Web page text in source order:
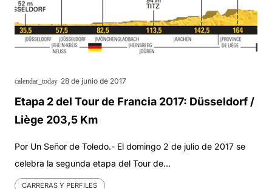
calendar_today 28 de junio de 2017
Etapa 2 del Tour de Francia 2017: Düsseldorf /
Liège 203,5 Km
Por Un Señor de Toledo.- El domingo 2 de julio de 2017 se
celebra la segunda etapa del Tour de…
CARRERAS Y PERFILES